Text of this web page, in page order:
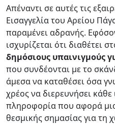
Απέναντι σε αυτές τις
Εισαγγελία του Αρείου
παραμένει αδρανής.
ισχυρίζεται ότι διαθέτει
δημόσιους υπαινιγμούς
που συνδέονται με το
άμεσα να καταθέσει όσα
χρέος να διερευνήσει
πληροφορία που αφορά
θεσμικής σημασίας για τη